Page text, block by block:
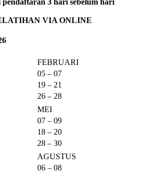
3 hari sebelum hari
VIA ONLINE
FEBRUARI
05 – 07
19 – 21
26 – 28
MEI
07 – 09
18 – 20
28 – 30
AGUSTUS
06 – 08